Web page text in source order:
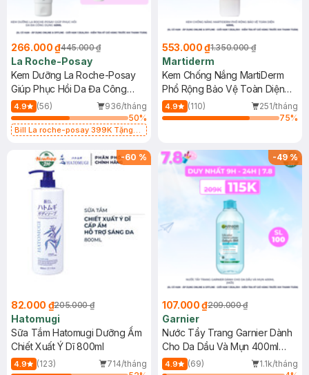
266.000 ₫445.000 ₫
La Roche-Posay
Kem Dưỡng La Roche-Posay
Giúp Phục Hồi Da Đa Công
Dụng 40ml
4.9 (56)
936/tháng
50%
Bill La roche-posay 399K Tặng
(SL có hạn)
553.000 ₫1.350.000 ₫
Martiderm
Kem Chống Nắng MartiDerm
Phổ Rộng Bảo Vệ Toàn Diện
40ml
4.9 (110)
251/tháng
75%
-60 %
82.000 ₫205.000 ₫
Hatomugi
Sữa Tắm Hatomugi Dưỡng Ẩm
Chiết Xuất Ý Dĩ 800ml
4.9 (123)
714/tháng
-49%
107.000 ₫209.000 ₫
Garnier
Nước Tẩy Trang Garnier Dành
Cho Da Dầu Và Mụn 400ml
(Mới)
4.9 (69)
1.1k/tháng